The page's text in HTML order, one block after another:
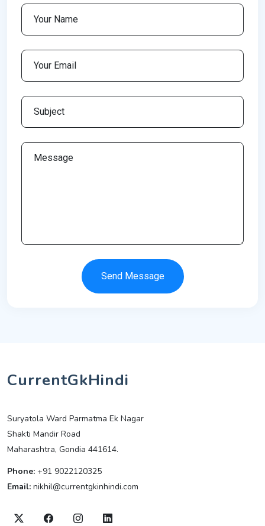
Send Message
CurrentGkHindi
Suryatola Ward Parmatma Ek Nagar
Shakti Mandir Road
Maharashtra, Gondia 441614.
Phone: +91 9022120325
Email: nikhil@currentgkinhindi.com